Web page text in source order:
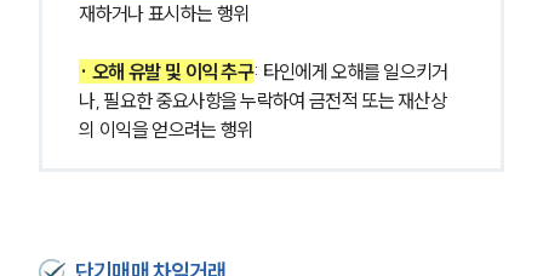
재하거나 표시하는 행위
· 오해 유발 및 이익 추구: 타인에게 오해를 일으키거
나, 필요한 중요사항을 누락하여 금전적 또는 재산상
의 이익을 얻으려는 행위